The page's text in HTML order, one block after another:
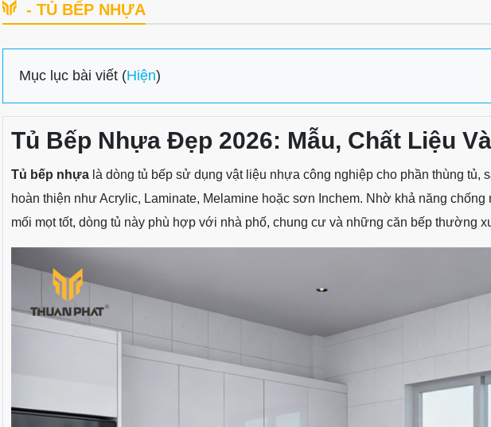
- TỦ BẾP NHỰA
Mục lục bài viết (Hiện)
Tủ Bếp Nhựa Đẹp 2026: Mẫu, Chất Liệu
Tủ bếp nhựa là dòng tủ bếp sử dụng vật liệu nhựa công nghiệp cho phần thùng tủ,
hoàn thiện như Acrylic, Laminate, Melamine hoặc sơn Inchem. Nhờ khả năng
mối mọt tốt, dòng tủ này phù hợp với nhà phố, chung cư và những căn bếp thường